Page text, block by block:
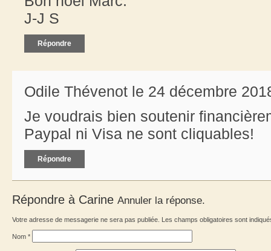
J-J S
Répondre
Odile Thévenot le 24 décembre
Je voudrais bien soutenir
Paypal ni Visa ne sont cliquables!
Répondre
Répondre à Carine Annuler la réponse.
Votre adresse de messagerie ne sera pas publiée. Les champs obligatoires sont
Nom *